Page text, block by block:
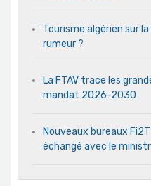
Tourisme algérien sur
rumeur ?
La FTAV trace les
mandat 2026-2030
Nouveaux bureaux
échangé avec le